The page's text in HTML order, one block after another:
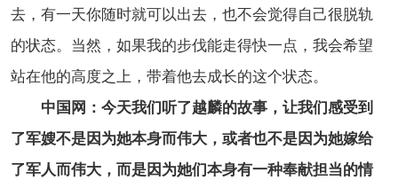
去，有一天你随时就可以出去，也不会觉得自己很脱轨
的状态。当然，如果我的步伐能走得快一点，我会希望
站在他的高度之上，带着他去成长的这个状态。
中国网：今天我们听了越麟的故事，让我们感受到
了军嫂不是因为她本身而伟大，或者也不是因为她嫁给
了军人而伟大，而是因为她们本身有一种奉献担当的情